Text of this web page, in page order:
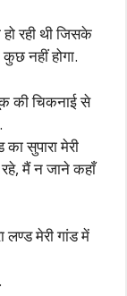
रही थी जिसके
नहीं होगा.
की चिकनाई से
सुपारा मेरी
मैं न जाने कहाँ
मेरी गांड में